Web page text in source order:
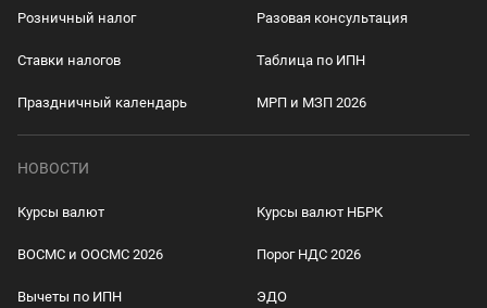
Розничный налог Разовая консультация
Ставки налогов Таблица по ИПН
Праздничный календарь МРП и МЗП 2026
НОВОСТИ
Курсы валют Курсы валют НБРК
ВОСМС и ООСМС 2026 Порог НДС 2026
Вычеты по ИПН ЭДО